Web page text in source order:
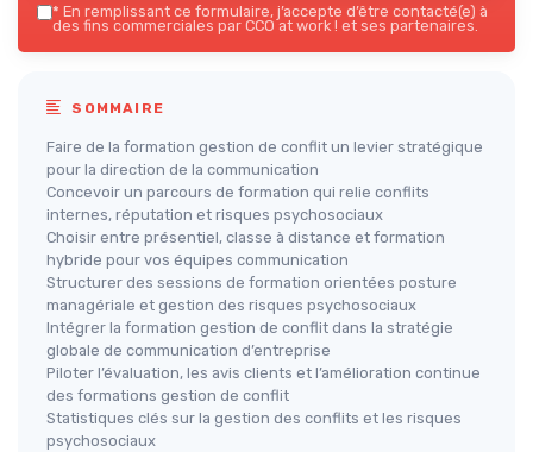
* En remplissant ce formulaire, j’accepte d’être contacté(e) à
des fins commerciales par CCO at work ! et ses partenaires.
SOMMAIRE
Faire de la formation gestion de conflit un levier stratégique
pour la direction de la communication
Concevoir un parcours de formation qui relie conflits
internes, réputation et risques psychosociaux
Choisir entre présentiel, classe à distance et formation
hybride pour vos équipes communication
Structurer des sessions de formation orientées posture
managériale et gestion des risques psychosociaux
Intégrer la formation gestion de conflit dans la stratégie
globale de communication d’entreprise
Piloter l’évaluation, les avis clients et l’amélioration continue
des formations gestion de conflit
Statistiques clés sur la gestion des conflits et les risques
psychosociaux